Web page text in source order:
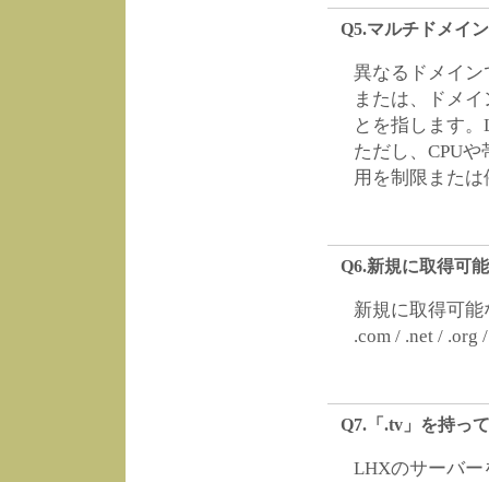
Q5.マルチドメイ
異なるドメイ
または、ドメ
とを指します
ただし、CPU
用を制限また
Q6.新規に取得可
新規に取得可
.com / .net / .org
Q7.「.tv」を持っ
LHXのサーバ